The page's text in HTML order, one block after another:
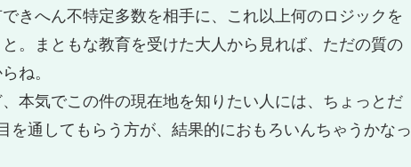
きへん不特定多数を相手に、これ以上何のロジックを
。まともな教育を受けた大人から見れば、ただの質の
ね。
本気でこの件の現在地を知りたい人には、ちょっとだ
を通してもらう方が、結果的におもろいんちゃうかなっ